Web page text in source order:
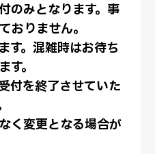
のみとなります。事
おりません。
す。混雑時はお待ち
。
付を終了させていた
く変更となる場合が